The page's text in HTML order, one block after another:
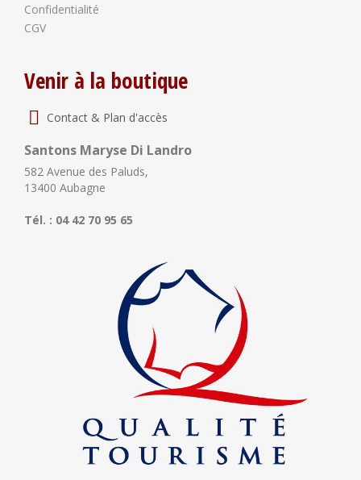
Confidentialité
CGV
Venir à la boutique
Contact & Plan d'accès
Santons Maryse Di Landro
582 Avenue des Paluds,
13400 Aubagne
Tél. : 04 42 70 95 65